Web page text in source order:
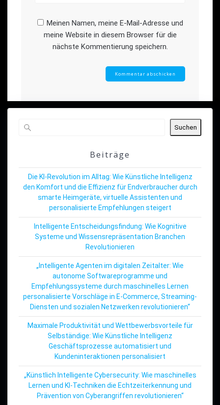
Meinen Namen, meine E-Mail-Adresse und
meine Website in diesem Browser für die
nächste Kommentierung speichern.
Suchen
Beiträge
Die KI-Revolution im Alltag: Wie Künstliche Intelligenz
den Komfort und die Effizienz für Endverbraucher durch
smarte Heimgeräte, virtuelle Assistenten und
personalisierte Empfehlungen steigert
Intelligente Entscheidungsfindung: Wie Kognitive
Systeme und Wissensrepräsentation Branchen
Revolutionieren
„Intelligente Agenten im digitalen Zeitalter: Wie
autonome Softwareprogramme und
Empfehlungssysteme durch maschinelles Lernen
personalisierte Vorschläge in E-Commerce, Streaming-
Diensten und sozialen Netzwerken revolutionieren“
Maximale Produktivität und Wettbewerbsvorteile für
Selbständige: Wie Künstliche Intelligenz
Geschäftsprozesse automatisiert und
Kundeninteraktionen personalisiert
„Künstlich Intelligente Cybersecurity: Wie maschinelles
Lernen und KI-Techniken die Echtzeiterkennung und
Prävention von Cyberangriffen revolutionieren“